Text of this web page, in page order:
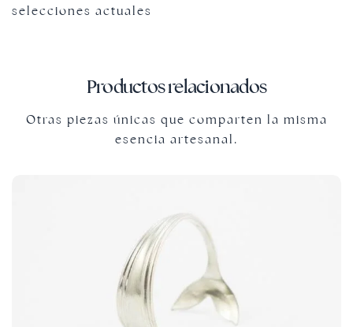
selecciones actuales
Productos relacionados
Otras piezas únicas que comparten la misma
esencia artesanal.